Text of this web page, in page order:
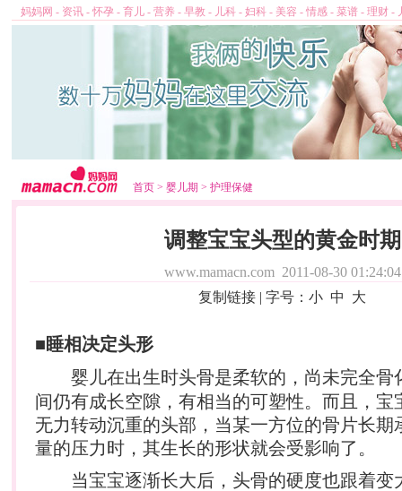
妈妈网 - 资讯 - 怀孕 - 育儿 - 营养 - 早教 - 儿科 - 妇科 - 美容 - 情感 - 菜谱 - 理财 -
首页 > 婴儿期 > 护理保健
调整宝宝头型的黄金时期
www.mamacn.com 2011-08-30 01:24:04
复制链接 | 字号： 小 中 大
■睡相决定头形
婴儿在出生时头骨是柔软的，尚未完全骨
间仍有成长空隙，有相当的可塑性。而且，宝
无力转动沉重的头部，当某一方位的骨片长期
量的压力时，其生长的形状就会受影响了。
当宝宝逐渐长大后，头骨的硬度也跟着变